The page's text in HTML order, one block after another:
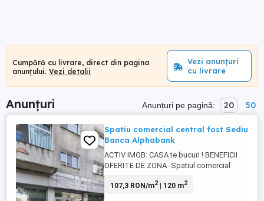
Cumpără cu livrare, direct din pagina
anunțului. Vezi detalii
Vezi anunțuri
cu livrare
Anunțuri Anunțuri pe pagină: 20 50
Spatiu comercial central fost Sediu
Banca Alphabank
ACTIV IMOB: CASA te bucuri ! BENEFICII
OFERITE DE ZONA -Spatiul comercial
ALPHABANK ) sucursala Alexandria ,
107,3 RON/m2| 120 m2